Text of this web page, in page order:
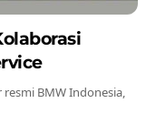
resmi BMW Indonesia,